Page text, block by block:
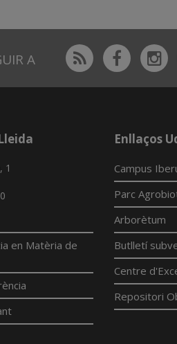
A Rss
1
en Matèria de
Enllaços
Campus
Parc
Arborètum
Butlletí
Centre
Repositori